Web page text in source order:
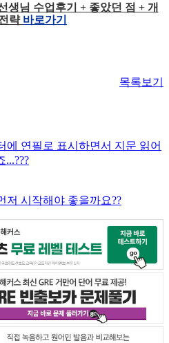
생님 수업후기 + 좋았던 점 + 개
략 바로가기
목록보기
에 연필로 표시하면서 지문 읽어
...???
저 시작해야 좋을까요??